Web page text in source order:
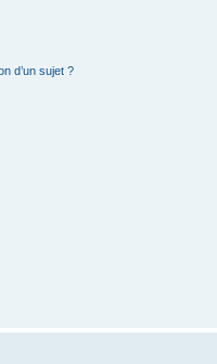
d’un sujet ?